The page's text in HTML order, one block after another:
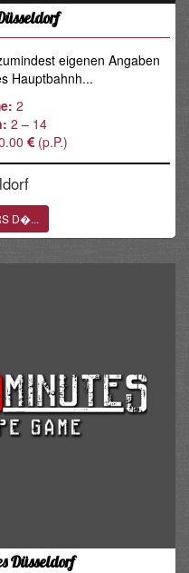
eigenen Angaben
Hauptbahnh...
2
2 – 14
(p.P.)
D�...
Düsseldorf